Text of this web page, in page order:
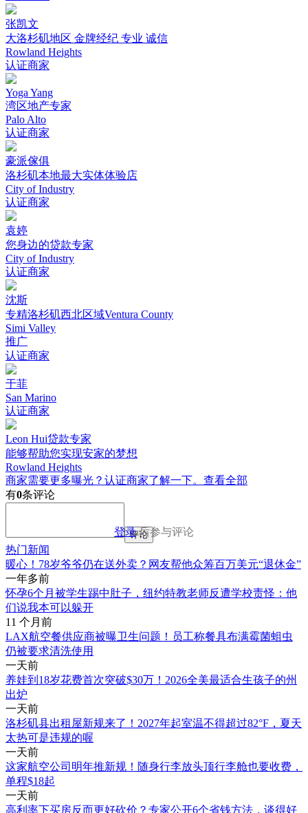
张凯文
大洛杉矶地区 金牌经纪 专业 诚信
Rowland Heights
认证商家
Yoga Yang
湾区地产专家
Palo Alto
认证商家
豪派傢俱
洛杉矶本地最大实体体验店
City of Industry
认证商家
袁婷
您身边的贷款专家
City of Industry
认证商家
沈斯
专精洛杉矶西北区域Ventura County
Simi Valley
推广
认证商家
于菲
San Marino
认证商家
Leon Hui贷款专家
能够帮助您实现安家的梦想
Rowland Heights
商家需要更多曝光？认证商家了解一下。 查看全部
有0条评论
登录后参与评论
评论
热门新闻
暖心！78岁爷爷仍在送外卖？网友帮他众筹百万美元“退休金”
一年多前
怀孕6个月被学生踢中肚子，纽约特教老师反遭学校责怪：他
们说我本可以躲开
11 个月前
LAX航空餐供应商被曝卫生问题！员工称餐具布满霉菌蛆虫
仍被要求清洗使用
一天前
养娃到18岁花费首次突破$30万！2026全美最适合生孩子的州
出炉
一天前
洛杉矶县出租屋新规来了！2027年起室温不得超过82°F，夏天
太热可是违规的喔
一天前
这家航空公司明年推新规！随身行李放头顶行李舱也要收费，
单程$18起
一天前
高利率下买房反而更好砍价？专家公开6个省钱方法，谈得好